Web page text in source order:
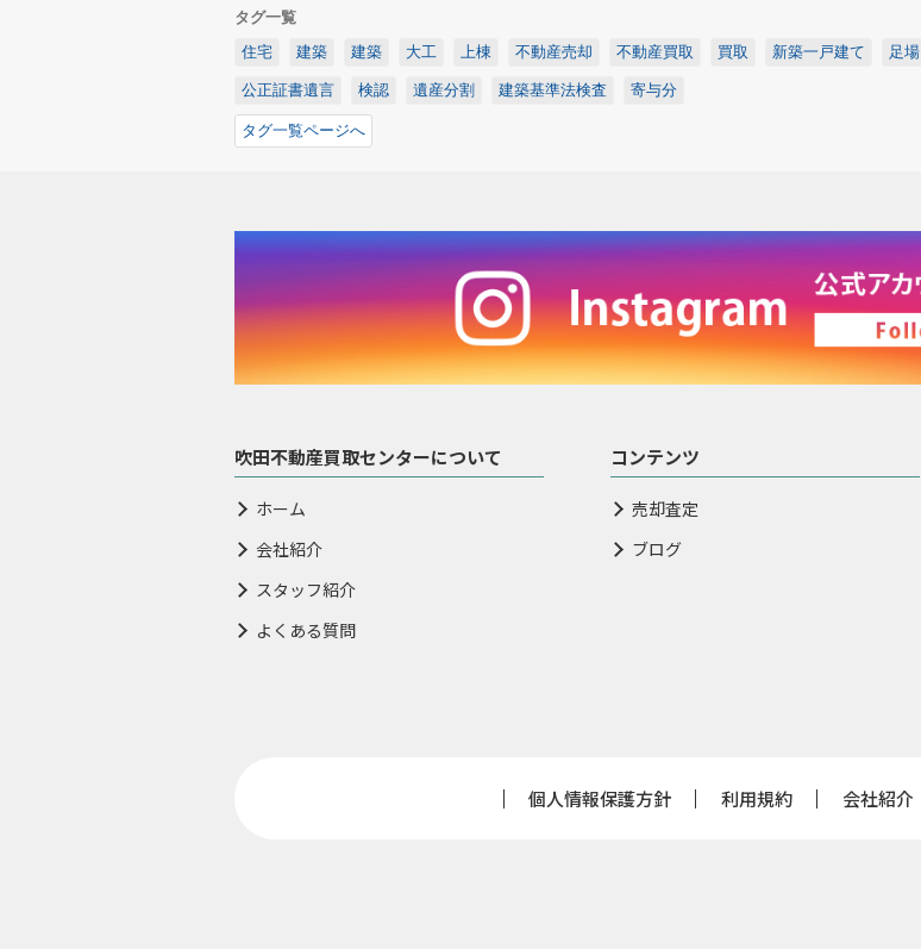
タグ一覧
住宅
建築 建築 大工 上棟 不動産売却 不動産買取 買取 新築一戸建て 足場
公正証書遺言 検認 遺産分割 建築基準法検査 寄与分
タグ一覧ページへ
吹田不動産買取センターについて
ホーム
会社紹介
スタッフ紹介
よくある質問
コンテンツ
売却査定
ブログ
個人情報保護方針 利用規約 会社紹介